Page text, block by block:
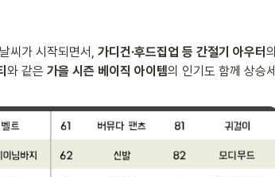
씨가 시작되면서, 가디건·후드집업 등 간절기 아우터 의
와 같은 가을 시즌 베이직 아이템의 인기도 함께 상승세